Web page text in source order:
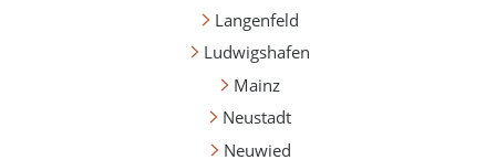
Langenfeld
Ludwigshafen
Mainz
Neustadt
Neuwied